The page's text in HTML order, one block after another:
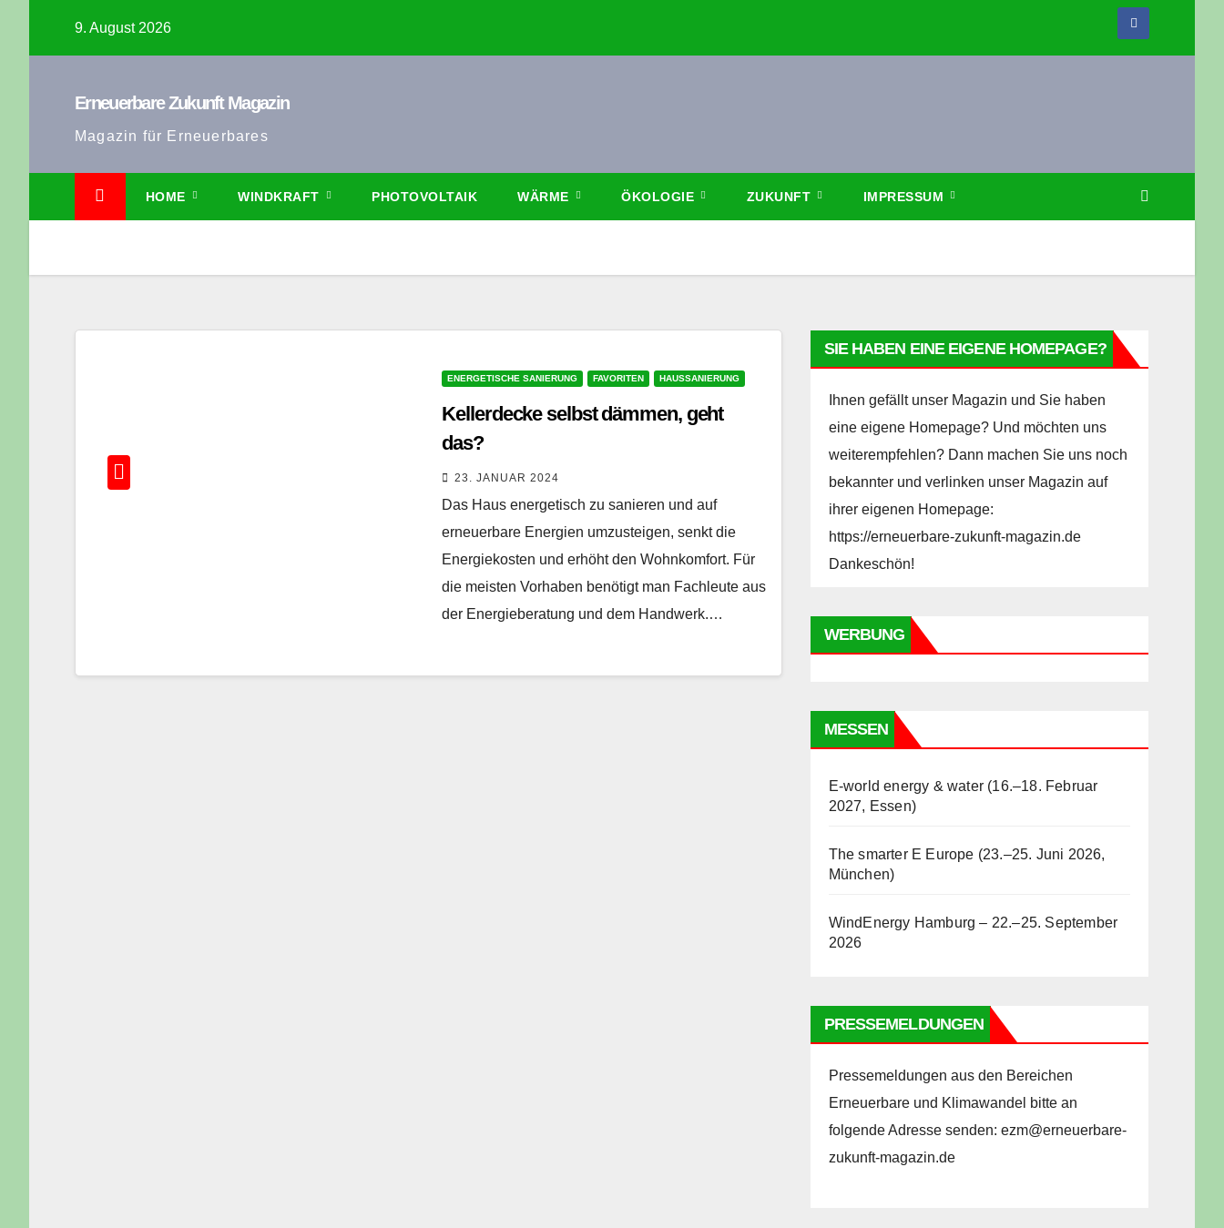
9. August 2026
Erneuerbare Zukunft Magazin
Magazin für Erneuerbares
HOME WINDKRAFT PHOTOVOLTAIK WÄRME ÖKOLOGIE ZUKUNFT IMPRESSUM
ENERGETISCHE SANIERUNG FAVORITEN HAUSSANIERUNG
Kellerdecke selbst dämmen, geht
das?
23. JANUAR 2024
Das Haus energetisch zu sanieren und auf
erneuerbare Energien umzusteigen, senkt die
Energiekosten und erhöht den Wohnkomfort. Für
die meisten Vorhaben benötigt man Fachleute aus
der Energieberatung und dem Handwerk.…
SIE HABEN EINE EIGENE HOMEPAGE?
Ihnen gefällt unser Magazin und Sie haben
eine eigene Homepage? Und möchten uns
weiterempfehlen? Dann machen Sie uns noch
bekannter und verlinken unser Magazin auf
ihrer eigenen Homepage:
https://erneuerbare-zukunft-magazin.de
Dankeschön!
WERBUNG
MESSEN
E-world energy & water (16.–18. Februar
2027, Essen)
The smarter E Europe (23.–25. Juni 2026,
München)
WindEnergy Hamburg – 22.–25. September
2026
PRESSEMELDUNGEN
Pressemeldungen aus den Bereichen
Erneuerbare und Klimawandel bitte an
folgende Adresse senden: ezm@erneuerbare-
zukunft-magazin.de